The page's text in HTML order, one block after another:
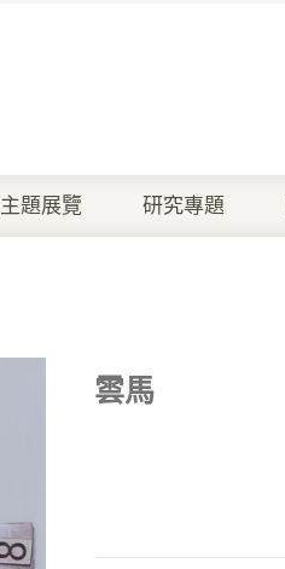
主題展覽 研究專題
雲馬